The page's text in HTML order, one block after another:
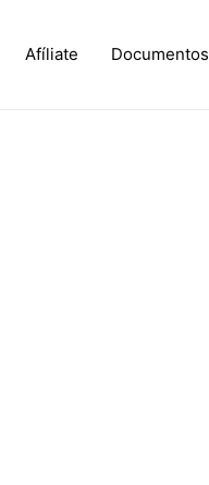
Afíliate Documentos